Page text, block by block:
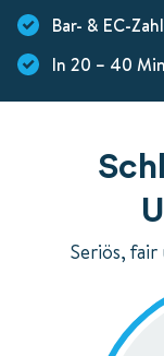
Bar- & EC-
In 20 – 40
Seriös, fair